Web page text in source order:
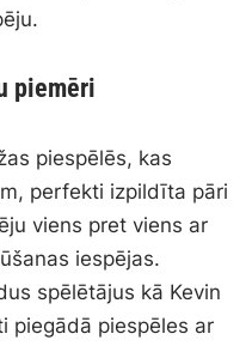
piemēri
piespēlēs, kas
perfekti izpildīta pāri
viens pret viens ar
iespējas.
spēlētājus kā Kevin
piegādā piespēles ar